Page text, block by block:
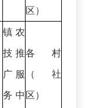
区）
镇农
技推
广服
务中
各村
（社
区）